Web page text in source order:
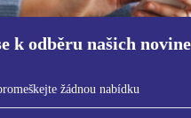
k odběru našich
žádnou nabídku
Pro iOS a Android